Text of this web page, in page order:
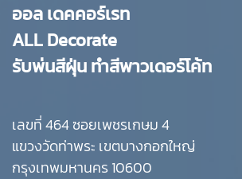
ออล เดคคอร์เรท
ALL Decorate
รับพ่นสีฝุ่น ทำสีพาวเดอร์โค้ท
เลขที่ 464 ซอยเพชรเกษม 4
แขวงวัดท่าพระ เขตบางกอกใหญ่
กรุงเทพมหานคร 10600